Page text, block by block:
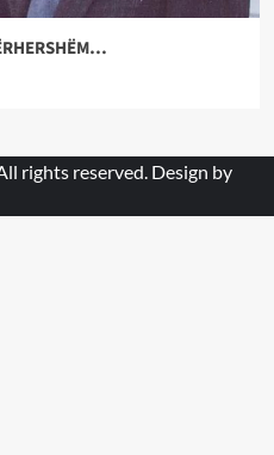
rights reserved. Design by